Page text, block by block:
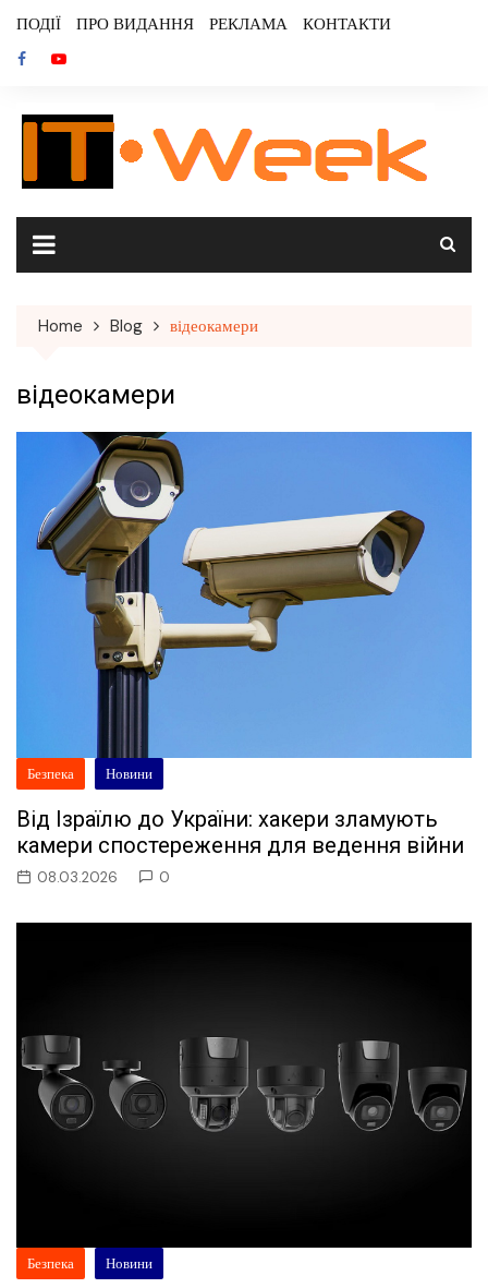
content
ПОДІЇ ПРО ВИДАННЯ РЕКЛАМА КОНТАКТИ
Home Blog відеокамери
відеокамери
Безпека Новини
Від Ізраїлю до України: хакери зламують
камери спостереження для ведення війни
08.03.2026 0
Безпека Новини